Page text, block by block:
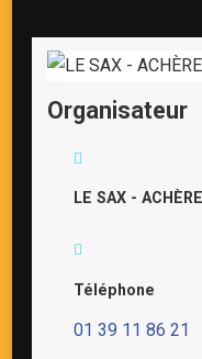
Organisateur
LE SAX -
Téléphone
01 39 11 86 21